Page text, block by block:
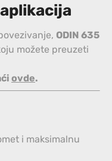
ODIN 635
možete preuzeti
ovde.
i maksimalnu